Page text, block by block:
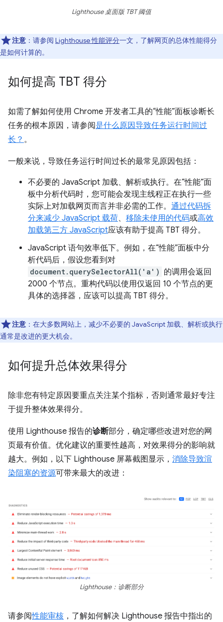
Lighthouse 桌面版 TBT 阈值
注意 ：请参阅 Lighthouse 性能评分一文，了解网页的总体性能得分
是如何计算的。
如何提高 TBT 得分
如需了解如何使用 Chrome 开发者工具的“性能”面板诊断长
任务的根本原因，请参阅是什么原因导致任务运行时间过
长？ 。
一般来说，导致任务运行时间过长的最常见原因包括：
不必要的 JavaScript 加载、解析或执行。在“性能”面
板中分析代码时，您可能会发现主线程正在执行一些
实际上对加载网页而言并非必需的工作。 通过代码拆
分来减少 JavaScript 载荷、 移除未使用的代码或高效
加载第三方 JavaScript应该有助于提高 TBT 得分。
JavaScript 语句效率低下。例如，在“性能”面板中分
析代码后，假设您看到对
document.querySelectorAll('a') 的调用会返回
2000 个节点。重构代码以使用仅返回 10 个节点的更
具体的选择器，应该可以提高 TBT 得分。
注意 ：在大多数网站上，减少不必要的 JavaScript 加载、解析或执行
通常是改进的更大机会。
如何提升总体效果得分
除非您有特定原因要重点关注某个指标，否则通常最好专注
于提升整体效果得分。
使用 Lighthouse 报告的诊断部分，确定哪些改进对您的网
页最有价值。优化建议的重要性越高，对效果得分的影响就
越大。例如，以下 Lighthouse 屏幕截图显示， 消除导致渲
染阻塞的资源可带来最大的改进：
Lighthouse：诊断部分
请参阅性能审核 ，了解如何解决 Lighthouse 报告中指出的